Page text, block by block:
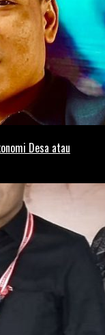
Desa atau